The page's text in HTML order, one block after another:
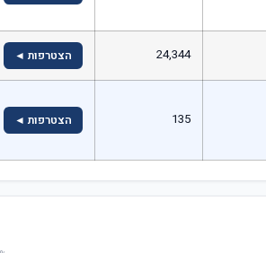
24,344 הצטרפות ◄
135 הצטרפות ◄